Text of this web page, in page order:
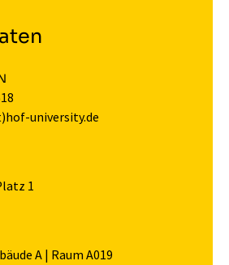
university.de
1
A | Raum A019